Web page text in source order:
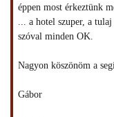
éppen most érkeztünk
... a hotel szuper, a
szóval minden OK.
Nagyon köszönöm a
Gábor